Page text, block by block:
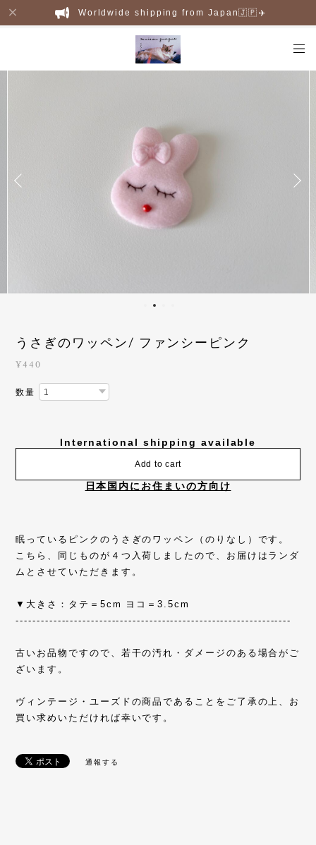
Worldwide shipping from Japan🇯🇵✈️
うさぎのワッペン/ ファンシーピンク
¥440
数量
International shipping available
Add to cart
日本国内にお住まいの方向け
眠っているピンクのうさぎのワッペン（のりなし）です。
こちら、同じものが４つ入荷しましたので、お届けはランダ
ムとさせていただきます。
▼大きさ：タテ＝5cm ヨコ＝3.5cm
------------------------------------------------------------------
古いお品物ですので、若干の汚れ・ダメージのある場合がご
ざいます。
ヴィンテージ・ユーズドの商品であることをご了承の上、お
買い求めいただければ幸いです。
通報する